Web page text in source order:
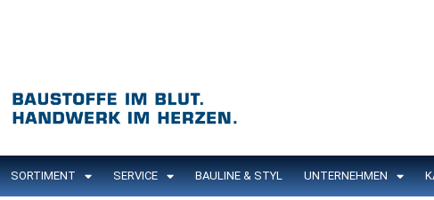
SORTIMENT SERVICE BAULINE & STYL UNTERNEHMEN